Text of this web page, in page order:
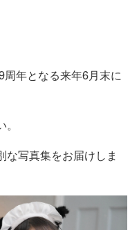
年となる来年6月末に
な写真集をお届けしま